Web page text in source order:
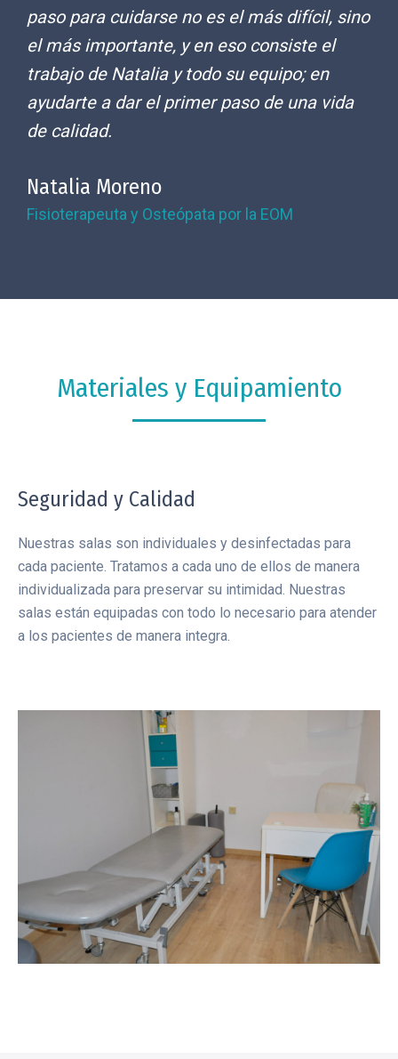
paso para cuidarse no es el más difícil, sino
el más importante, y en eso consiste el
trabajo de Natalia y todo su equipo; en
ayudarte a dar el primer paso de una vida
de calidad.
Natalia Moreno
Fisioterapeuta y Osteópata por la EOM
Materiales y Equipamiento
Seguridad y Calidad
Nuestras salas son individuales y desinfectadas para
cada paciente. Tratamos a cada uno de ellos de manera
individualizada para preservar su intimidad. Nuestras
salas están equipadas con todo lo necesario para atender
a los pacientes de manera integra.